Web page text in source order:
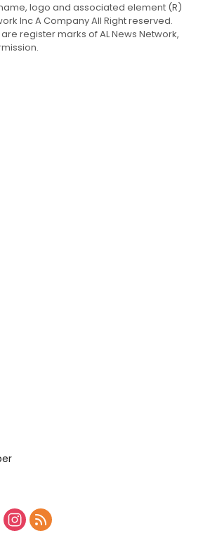
logo and associated element (R)
Inc A Company All Right reserved.
register marks of AL News Network,